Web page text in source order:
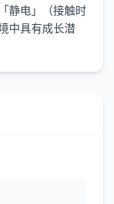
静电」（接触时
中具有成长潜